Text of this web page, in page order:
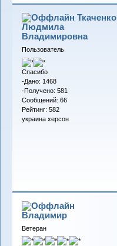
Ткаченко
Людмила
Владимировна
Пользователь
Спасибо
-Дано: 1468
-Получено: 581
Сообщений: 66
Рейтинг: 582
украина херсон
Владимиp
Ветеран